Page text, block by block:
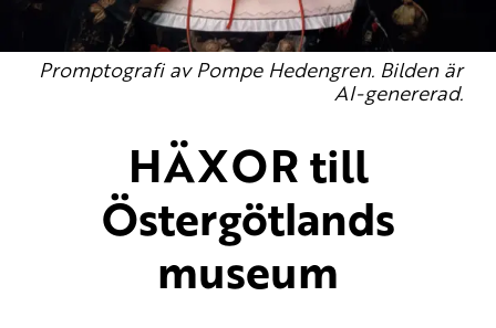
Promptografi av Pompe Hedengren. Bilden är
AI-genererad.
HÄXOR till
Östergötlands
museum